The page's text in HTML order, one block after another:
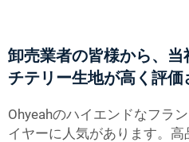
卸売業者の皆様から、
チテリー生地が高く評
Ohyeahのハイエンドなフラ
イヤーに人気があります。